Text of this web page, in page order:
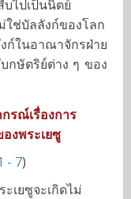
ไปเป็นนิตย์
ใช่บัลลังก์ของโลก
นอาณาจักรฝ่าย
ษัตริย์ต่าง ๆ ของ
รณ์เรื่องการ
งพระเยซู
- 7)
เยซูจะเกิดไม่